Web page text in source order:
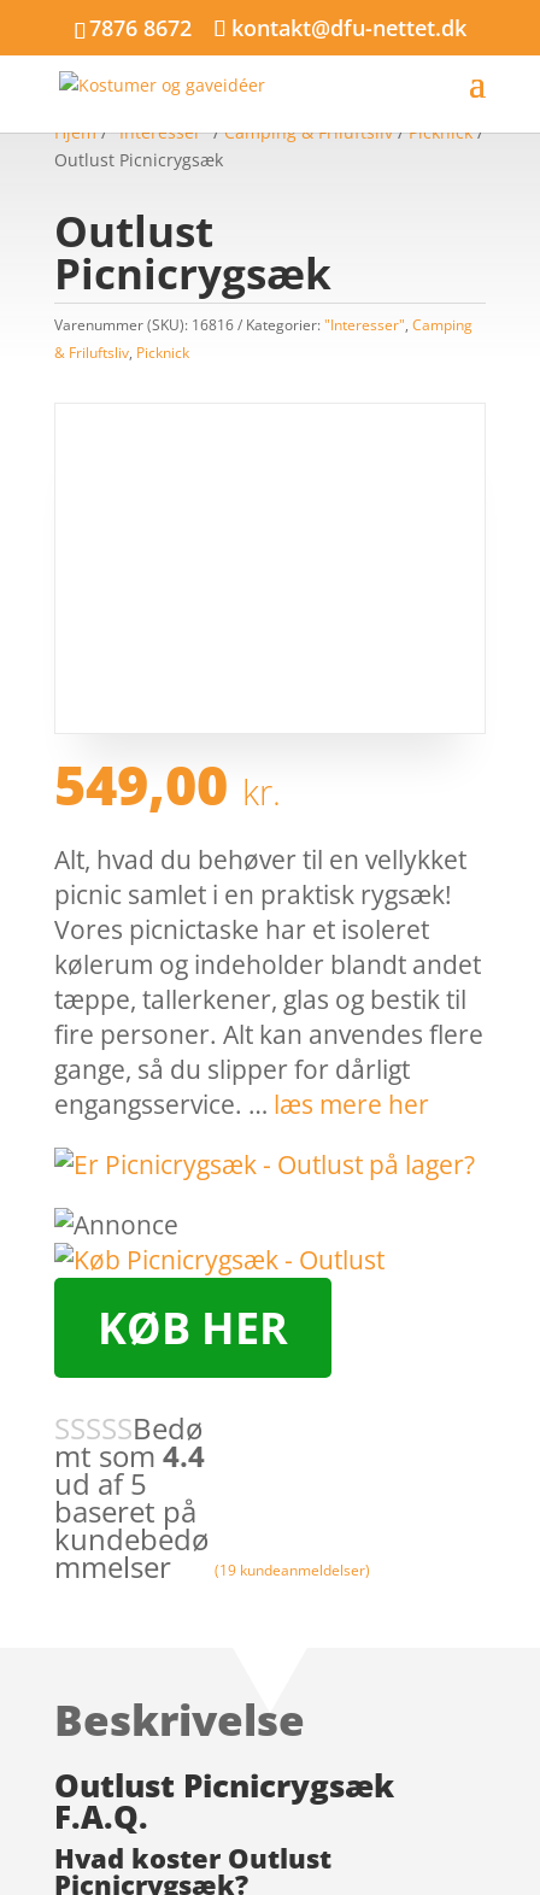
7876 8672 kontakt@dfu-nettet.dk
Hjem/"Interesser"/Camping & Friluftsliv/Picknick/
Outlust Picnicrygsæk
Outlust
Picnicrygsæk
Varenummer (SKU): 16816 Kategorier:"Interesser", Camping
& Friluftsliv, Picknick
549,00 kr.
Alt, hvad du behøver til en vellykket
picnic samlet i en praktisk rygsæk!
Vores picnictaske har et isoleret
kølerum og indeholder blandt andet
tæppe, tallerkener, glas og bestik til
fire personer. Alt kan anvendes flere
gange, så du slipper for dårligt
engangsservice. … læs mere her
KØB HER
Bedø
mt som 4.4
ud af 5
baseret på
kundebedø
mmelser (19 kundeanmeldelser)
Beskrivelse
Outlust Picnicrygsæk
F.A.Q.
Hvad koster Outlust
Picnicrygsæk?